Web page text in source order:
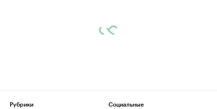
Рубрики
Социальные